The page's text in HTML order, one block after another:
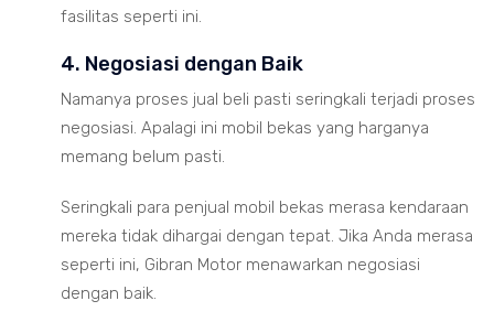
fasilitas seperti ini.
4. Negosiasi dengan Baik
Namanya proses jual beli pasti seringkali terjadi proses
negosiasi. Apalagi ini mobil bekas yang harganya
memang belum pasti.
Seringkali para penjual mobil bekas merasa kendaraan
mereka tidak dihargai dengan tepat. Jika Anda merasa
seperti ini, Gibran Motor menawarkan negosiasi
dengan baik.